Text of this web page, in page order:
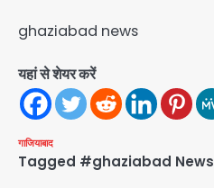
ghaziabad news
यहां से शेयर करें
गाजियाबाद
Tagged #ghaziabad News